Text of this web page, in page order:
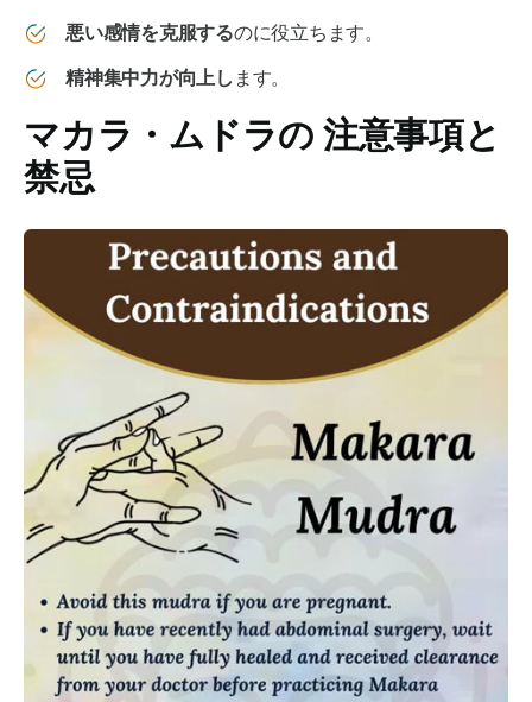
悪い感情を克服するのに役立ちます。
精神集中力が向上し ます。
マカラ・ムドラの 注意事項と
禁忌